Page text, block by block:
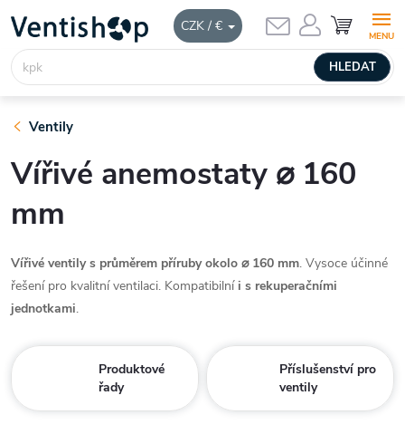
CZK / €
obsah
HLEDAT
NÁKUPNÍ
KOŠÍK
Ventily
Vířivé anemostaty ⌀ 160
mm
Vířivé ventily s průměrem příruby okolo ⌀ 160 mm. Vysoce účinné
řešení pro kvalitní ventilaci. Kompatibilníi s rekuperačními
jednotkami.
Produktové
řady
Příslušenství pro
ventily